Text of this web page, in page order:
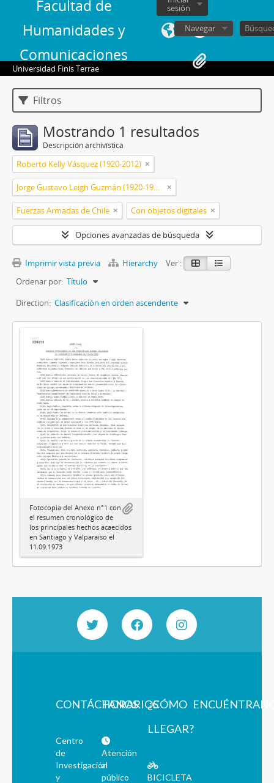
Facultad de
Humanidades y
Comunicaciones
sesión
Navegar
Universidad Finis Terrae
Filtros
Mostrando 1 resultados
Descripción archivística
Roberto Kelly Vásquez (1920-2012)
Jorge Gustavo Leigh Guzmán (1920-1999)
Fuerzas Armadas de Chile Con objetos digitales
Opciones avanzadas de búsqueda
Imprimir vista previa Hierarchy
Ver :
Ordenar por: Título
Direction: Clasificación en orden ascendente
Fotocopia del Anexo n°1 con
el resumen cronológico de
los principales hechos acaecidos
en Santiago y Valparaíso el
11.09.1973
CONTÁCTANOS
Centro
de
Investigación
y
HORARIOS
Atención
al
público
¿CÓMO
LLEGAR?
BICICLETA